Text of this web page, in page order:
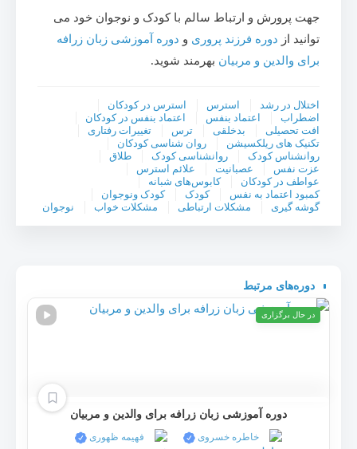
جهت پرورش و ارتباط سالم با کودک و نوجوان خود می
توانید از دوره فرزند پروری و دوره آموزشی زبان زرافه
برای والدین و مربیان بهرمند شوید.
اختلال در رشد استرس‌
استرس در کودکان
اضطراب
اعتماد بنفس
اعتماد بنفس در کودکان
افت تحصیلی
بدخلقی ترس
تغییرات رفتاری
تکنیک های ریلکسیشن
روان شناسی کودکان
روانشناس کودک
روانشناسی کودک
طلاق
عزت نفس
عصبانیت
علائم استرس
عواطف در کودکان
کابوس‌های شبانه
کمبود اعتماد به نفس
کودک
کودک ونوجوان
گوشه گیری
مشکلات ارتباطی مشکلات خواب نوجوان
دوره‌های مرتبط
در حال برگزاری
دوره آموزشی زبان زرافه برای والدین و مربیان
خاطره خسروی
فهیمه ظهوری